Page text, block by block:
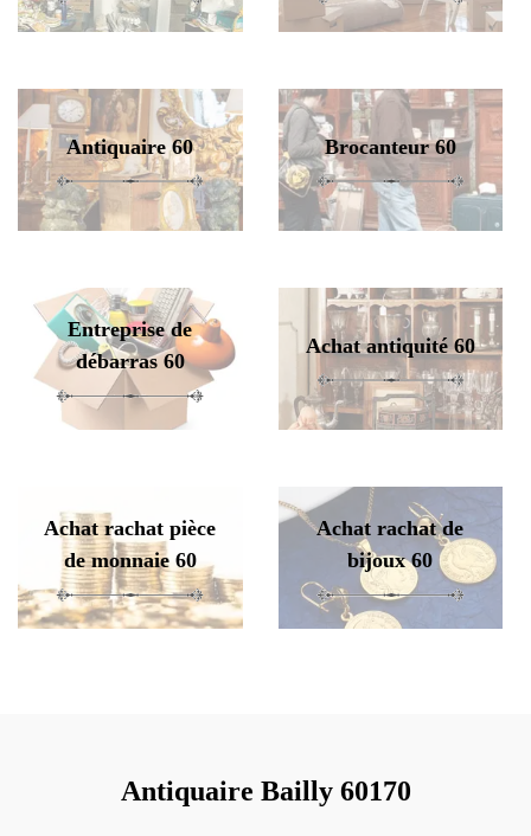
Antiquaire 60 Brocanteur 60
Entreprise de
débarras 60
Achat antiquité 60
Achat rachat pièce
de monnaie 60
Achat rachat de
bijoux 60
Antiquaire Bailly 60170